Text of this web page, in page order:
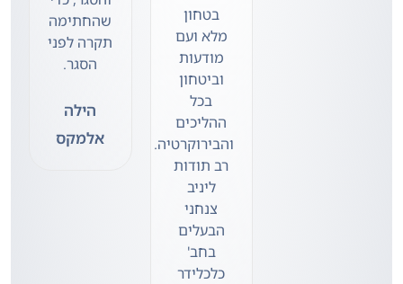
בטחון
מלא ועם
מודעות
וביטחון
בכל
ההליכים
והבירוקרטיה.
רב תודות
ליניב
צנחני
הבעלים
בחב'
כלכלידר
שהחתימה
תקרה לפני
הסגר.
הילה
אלמקס